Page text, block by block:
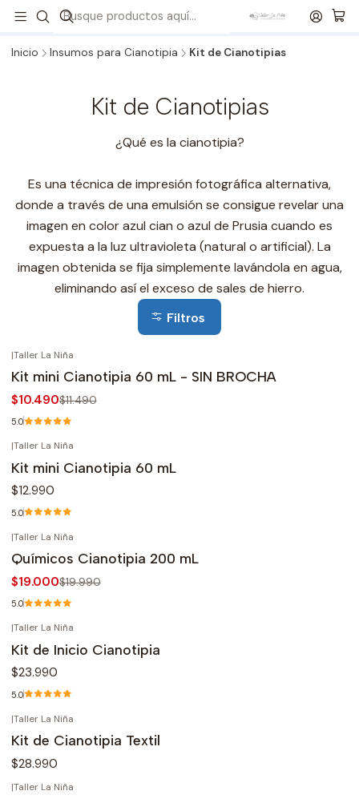
¡Revisa todos nuestros formatos de Kits! 💙Envíos a todo
Chile
🇨🇱 🚚 📦
Inicio Insumos para Cianotipia Kit de Cianotipias
Kit de Cianotipias
¿Qué es la cianotipia?
Es una técnica de impresión fotográfica alternativa,
donde a través de una emulsión se consigue revelar una
imagen en color azul cian o azul de Prusia cuando es
expuesta a la luz ultravioleta (natural o artificial). La
imagen obtenida se fija simplemente lavándola en agua,
eliminando así el exceso de sales de hierro.
Filtros
|Taller La Niña
Kit mini Cianotipia 60 mL - SIN BROCHA
$10.490$11.490
5.0
|Taller La Niña
Kit mini Cianotipia 60 mL
$12.990
5.0
|Taller La Niña
Químicos Cianotipia 200 mL
$19.000$19.990
5.0
|Taller La Niña
Kit de Inicio Cianotipia
$23.990
5.0
|Taller La Niña
Kit de Cianotipia Textil
$28.990
|Taller La Niña